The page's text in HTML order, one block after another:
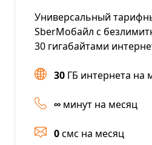
Универсальный
SberМобайл с
30 гигабайтами
30 ГБ интернета на
∞ минут на месяц
0смс на месяц